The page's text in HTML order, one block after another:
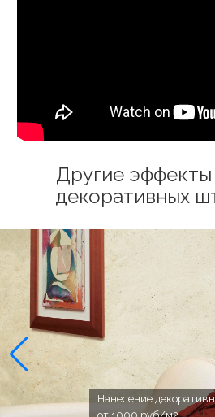
Другие
декоративных
Нанесение